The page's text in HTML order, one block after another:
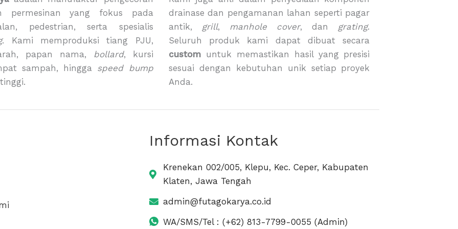
permesinan yang fokus pada
pedestrian, serta spesialis
. Kami memproduksi tiang PJU,
papan nama, bollard, kursi
sampah, hingga speed bump
drainase dan pengamanan lahan seperti pagar
antik, grill, manhole cover, dan grating.
Seluruh produk kami dapat dibuat secara
customuntuk memastikan hasil yang presisi
sesuai dengan kebutuhan unik setiap proyek
Anda.
Informasi Kontak
Krenekan 002/005, Klepu, Kec. Ceper, Kabupaten
Klaten, Jawa Tengah
admin@futagokarya.co.id
WA/SMS/Tel : (+62) 813-7799-0055 (Admin)